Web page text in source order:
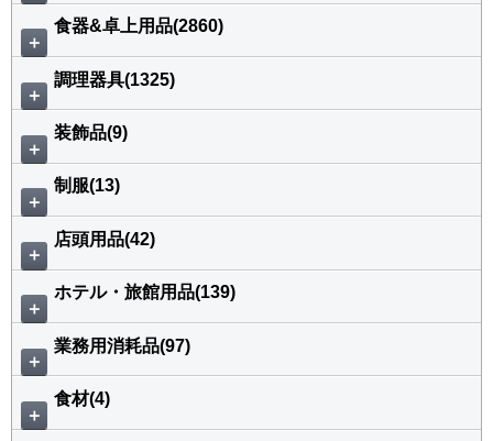
＋
食器&卓上用品(2860)
＋
調理器具(1325)
＋
装飾品(9)
＋
制服(13)
＋
店頭用品(42)
＋
ホテル・旅館用品(139)
＋
業務用消耗品(97)
＋
食材(4)